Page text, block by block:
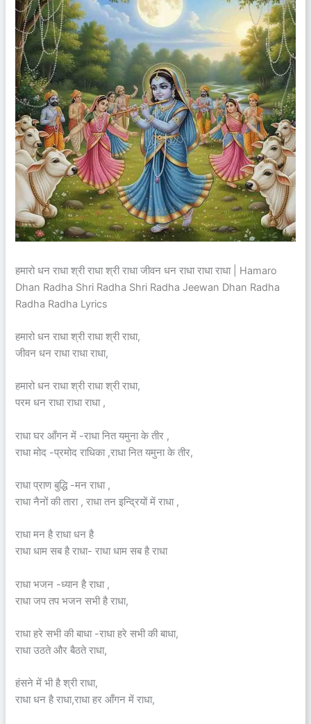
हमारो धन राधा श्री राधा श्री राधा जीवन धन राधा राधा राधा | Hamaro
Dhan Radha Shri Radha Shri Radha Jeewan Dhan Radha
Radha Radha Lyrics
हमारो धन राधा श्री राधा श्री राधा,
जीवन धन राधा राधा राधा,
हमारो धन राधा श्री राधा श्री राधा,
परम धन राधा राधा राधा ,
राधा घर आँगन में -राधा नित यमुना के तीर ,
राधा मोद -प्रमोद राधिका ,राधा नित यमुना के तीर,
राधा प्राण बुद्धि -मन राधा ,
राधा नैनों की तारा , राधा तन इन्द्रियों में राधा ,
राधा मन है राधा धन है
राधा धाम सब है राधा- राधा धाम सब है राधा
राधा भजन -ध्यान है राधा ,
राधा जप तप भजन सभी है राधा,
राधा हरे सभी की बाधा -राधा हरे सभी की बाधा,
राधा उठते और बैठते राधा,
हंसने में भी है श्री राधा,
राधा धन है राधा,राधा हर आँगन में राधा,